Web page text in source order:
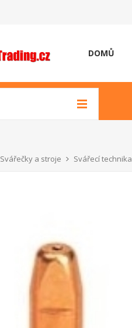
DOMŮ
Svářečky a stroje Svářecí technika